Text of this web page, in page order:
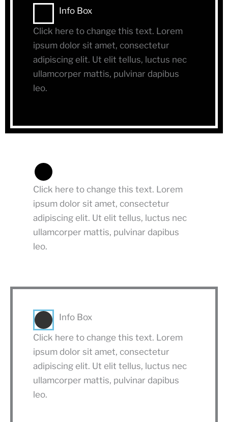
Info Box
Click here to change this text. Lorem
ipsum dolor sit amet, consectetur
adipiscing elit. Ut elit tellus, luctus nec
ullamcorper mattis, pulvinar dapibus
leo.
Click here to change this text. Lorem
ipsum dolor sit amet, consectetur
adipiscing elit. Ut elit tellus, luctus nec
ullamcorper mattis, pulvinar dapibus
leo.
Info Box
Click here to change this text. Lorem
ipsum dolor sit amet, consectetur
adipiscing elit. Ut elit tellus, luctus nec
ullamcorper mattis, pulvinar dapibus
leo.